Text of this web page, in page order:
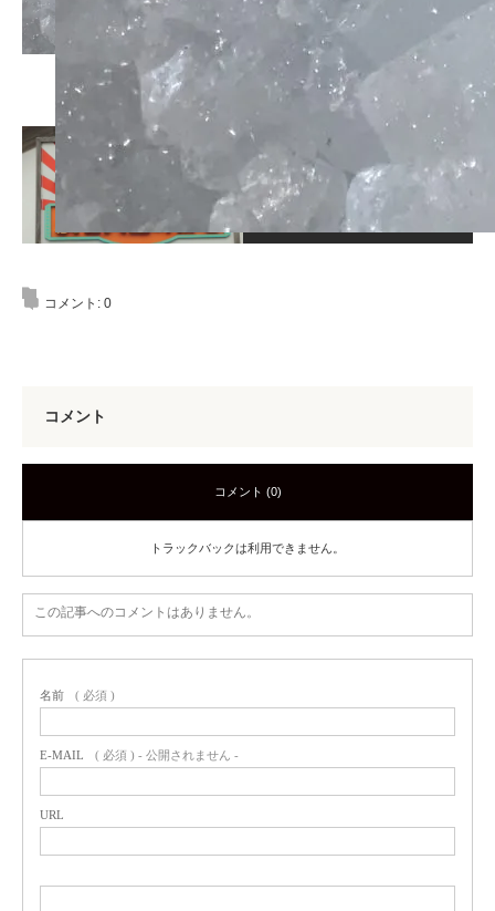
この記事が気に入ったら
いいね！しよう
コメント: 0
コメント
コメント (0)
トラックバックは利用できません。
この記事へのコメントはありません。
名前 ( 必須 )
E-MAIL ( 必須 ) - 公開されません -
URL